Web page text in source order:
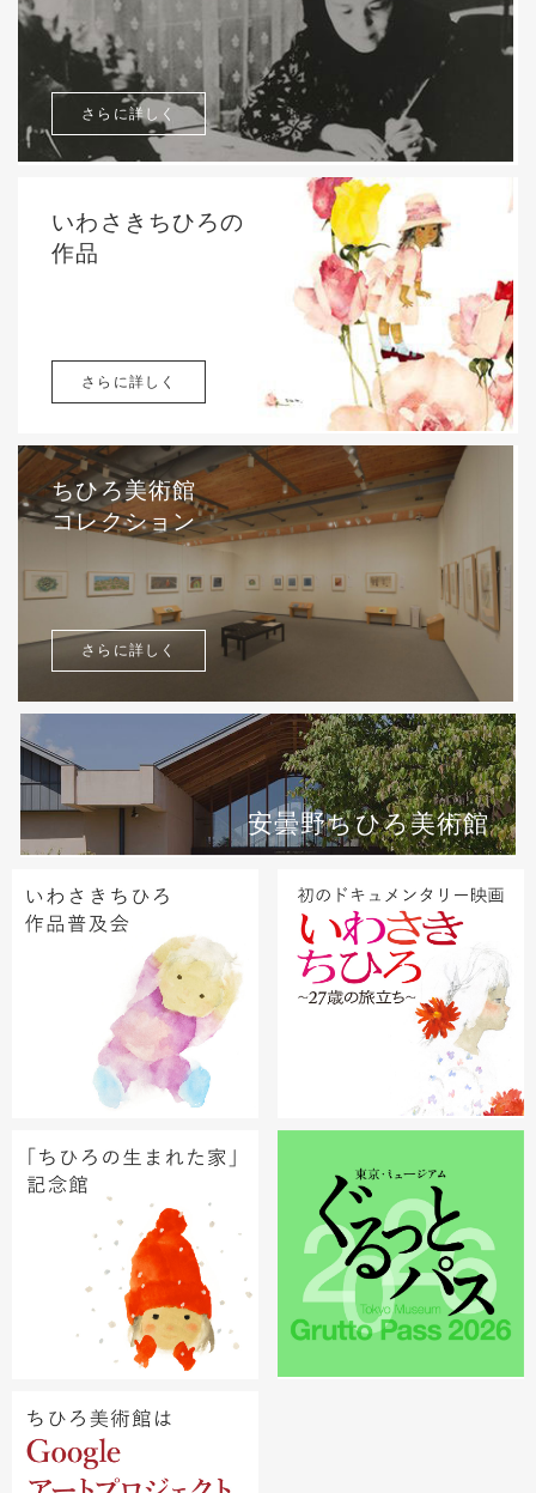
さらに詳しく
いわさきちひろの
作品
さらに詳しく
ちひろ美術館
コレクション
さらに詳しく
安曇野ちひろ美術館